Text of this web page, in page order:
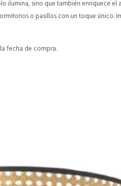
ilumina, sino que también enriquece el
o pasillos con un toque único.
fecha de compra.